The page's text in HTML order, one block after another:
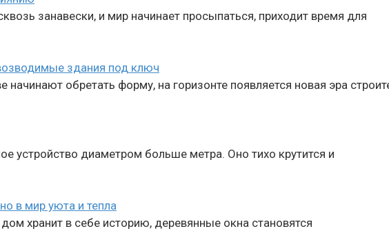
занавески, и мир начинает просыпаться, приходит время для
здания под ключ
обретать форму, на горизонте появляется новая эра
устройство диаметром больше метра. Оно тихо крутится и
в мир уюта и тепла
хранит в себе историю, деревянные окна становятся